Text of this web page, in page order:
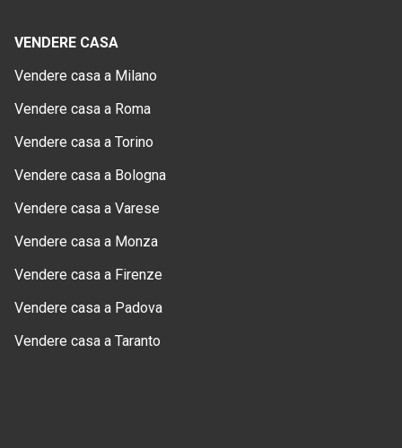
VENDERE CASA
Vendere casa a Milano
Vendere casa a Roma
Vendere casa a Torino
Vendere casa a Bologna
Vendere casa a Varese
Vendere casa a Monza
Vendere casa a Firenze
Vendere casa a Padova
Vendere casa a Taranto